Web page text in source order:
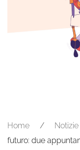
Home Notizie
futuro: due